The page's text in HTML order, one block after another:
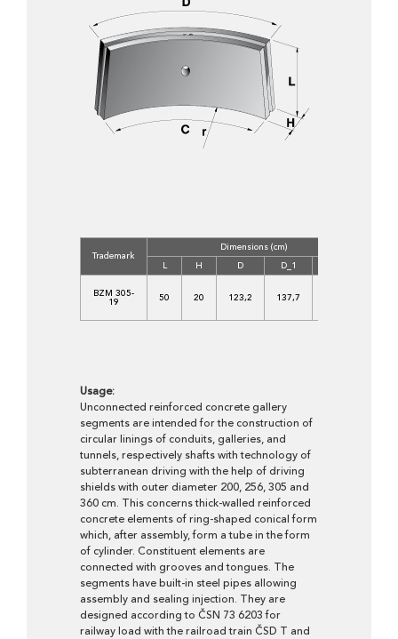
Trademark
Dimensions (cm)
L H D D_1
BZM 305-
19 50 20 123,2 137,7
Usage:
Unconnected reinforced concrete gallery
segments are intended for the construction of
circular linings of conduits, galleries, and
tunnels, respectively shafts with technology of
subterranean driving with the help of driving
shields with outer diameter 200, 256, 305 and
360 cm. This concerns thick-walled reinforced
concrete elements of ring-shaped conical form
which, after assembly, form a tube in the form
of cylinder. Constituent elements are
connected with grooves and tongues. The
segments have built-in steel pipes allowing
assembly and sealing injection. They are
designed according to ČSN 73 6203 for
railway load with the railroad train ČSD T and